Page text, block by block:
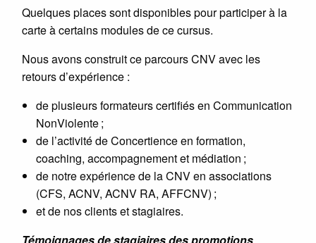
Quelques places sont disponibles pour participer à la
carte à certains modules de ce cursus.
Nous avons construit ce parcours CNV avec les
retours d’expérience :
de plusieurs formateurs certifiés en Communication
NonViolente ;
de l’activité de Concertience en formation,
coaching, accompagnement et médiation ;
de notre expérience de la CNV en associations
(CFS, ACNV, ACNV RA, AFFCNV) ;
et de nos clients et stagiaires.